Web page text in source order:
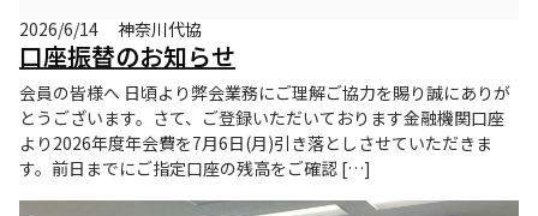
2026/6/14 神奈川代協
口座振替のお知らせ
会員の皆様へ 日頃より弊会業務にご理解ご協力を賜り誠にありが
とうございます。さて、ご登録いただいております金融機関口座
より2026年度年会費を7月6日(月)引き落としさせていただきま
す。前日までにご指定口座の残高をご確認 […]